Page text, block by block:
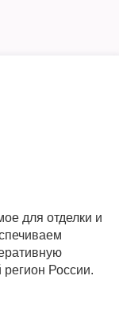
для отделки и
регион России.